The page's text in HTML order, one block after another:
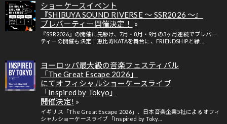
ショーケースイベント
『SHIBUYA SOUND RIVERSE ～ SSR2026 ～』
プレパーティー開催決定！
『SSR2026』の開催に先駆け、7月・8月・9月の3ヶ月連続でプレパー
ティーの開催も決定！恵比寿KATAを舞台に、FRIENDSHIP.と縁…
ヨーロッパ最大級の音楽フェスティバル
「The Great Escape 2026」
にてオフィシャルショーケースライブ
「Inspired by Tokyo」
開催決定!
イギリス「The Great Escape 2026」、日本音楽企業5社によるオフィ
シャルショーケースライブ「Inspired by Toky…